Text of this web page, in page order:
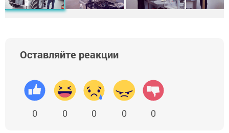
Оставляйте реакции
0 0 0 0 0